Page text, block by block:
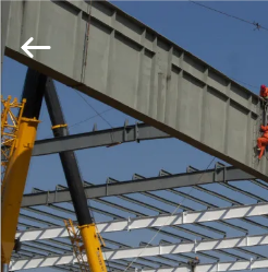
CASA.
PRODOTTI
VIDEO
Fabrication
Co.,
Ltd..
Rights
Reserved.